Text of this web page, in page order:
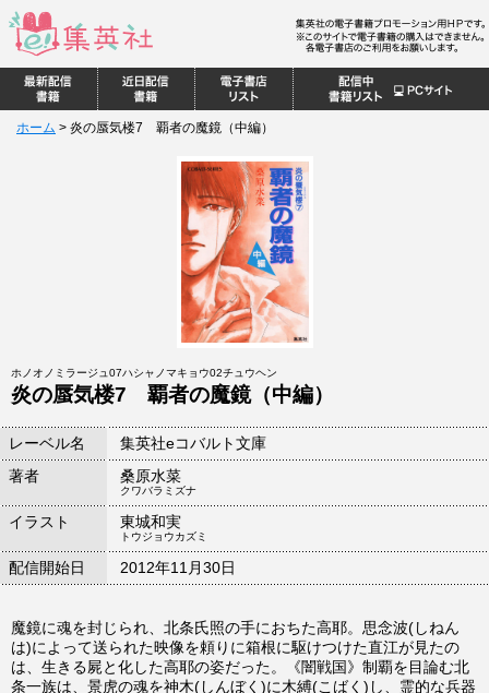
ホーム > 炎の蜃気楼7 覇者の魔鏡（中編）
ホノオノミラージュ07ハシャノマキョウ02チュウヘン
炎の蜃気楼7 覇者の魔鏡（中編）
レーベル名
集英社eコバルト文庫
著者
桑原水菜
クワバラミズナ
イラスト 東城和実
トウジョウカズミ
配信開始日 2012年11月30日
魔鏡に魂を封じられ、北条氏照の手におちた高耶。思念波(しねん
は)によって送られた映像を頼りに箱根に駆けつけた直江が見たの
は、生きる屍と化した高耶の姿だった。《闇戦国》制覇を目論む北
条一族は、景虎の魂を神木(しんぼく)に木縛(こばく)し、霊的な兵器